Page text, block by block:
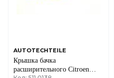
AUTOTECHTEILE
Крышка бачка
расширительного Citroen